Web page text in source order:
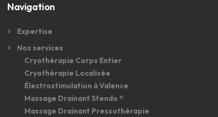
Navigation
Expertise
Nos services
Cryothérapie Corps Entier
Cryothérapie Localisée
Électrostimulation à Valence
Massage Drainant Stendo ®
Massage Drainant Pressothérapie